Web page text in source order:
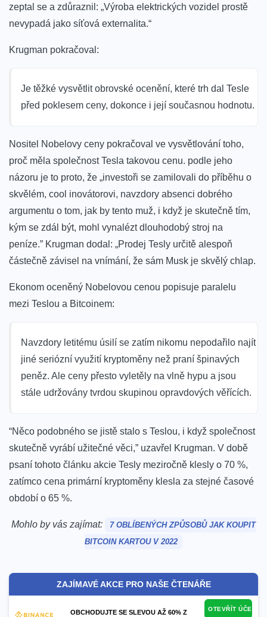
zeptal se a zdůraznil: „Výroba elektrických vozidel prostě
nevypadá jako síťová externalita.“
Krugman pokračoval:
Je těžké vysvětlit obrovské ocenění, které trh dal Tesle
před poklesem ceny, dokonce i její současnou hodnotu.
Nositel Nobelovy ceny pokračoval ve vysvětlování toho,
proč měla společnost Tesla takovou cenu. podle jeho
názoru je to proto, že „investoři se zamilovali do příběhu o
skvělém, cool inovátorovi, navzdory absenci dobrého
argumentu o tom, jak by tento muž, i když je skutečně tím,
kým se zdál být, mohl vynalézt dlouhodobý stroj na
peníze.” Krugman dodal: „Prodej Tesly určitě alespoň
částečně závisel na vnímání, že sám Musk je skvělý chlap.
Ekonom oceněný Nobelovou cenou popisuje paralelu
mezi Teslou a Bitcoinem:
Navzdory letitému úsilí se zatím nikomu nepodařilo najít
jiné seriózní využití kryptoměny než praní špinavých
peněz. Ale ceny přesto vyletěly na vlně hypu a jsou
stále udržovány tvrdou skupinou opravdových věřících.
“Něco podobného se jistě stalo s Teslou, i když společnost
skutečně vyrábí užitečné věci,” uzavřel Krugman. V době
psaní tohoto článku akcie Tesly meziročně klesly o 70 %,
zatímco cena primární kryptoměny klesla za stejné časové
období o 65 %.
Mohlo by vás zajímat:
7 OBLÍBENÝCH ZPŮSOBŮ JAK KOUPIT
BITCOIN KARTOU V 2022
ZAJÍMAVÉ AKCE PRO NAŠE ČTENÁŘE
OBCHODUJTE SE SLEVOU AŽ 60% Z OTEVŘÍT ÚČET